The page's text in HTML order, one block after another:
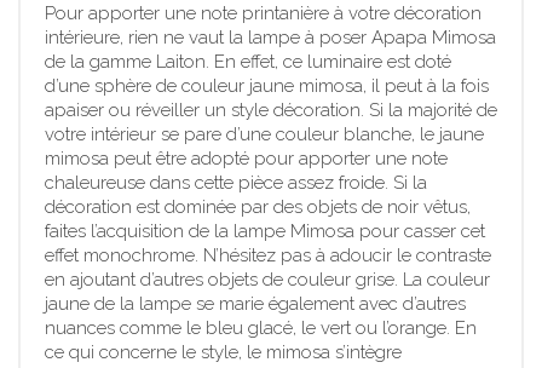
Pour apporter une note printanière à votre décoration
intérieure, rien ne vaut la lampe à poser Apapa Mimosa
de la gamme Laiton. En effet, ce luminaire est doté
d’une sphère de couleur jaune mimosa, il peut à la fois
apaiser ou réveiller un style décoration. Si la majorité de
votre intérieur se pare d’une couleur blanche, le jaune
mimosa peut être adopté pour apporter une note
chaleureuse dans cette pièce assez froide. Si la
décoration est dominée par des objets de noir vêtus,
faites l’acquisition de la lampe Mimosa pour casser cet
effet monochrome. N’hésitez pas à adoucir le contraste
en ajoutant d’autres objets de couleur grise. La couleur
jaune de la lampe se marie également avec d’autres
nuances comme le bleu glacé, le vert ou l’orange. En
ce qui concerne le style, le mimosa s’intègre